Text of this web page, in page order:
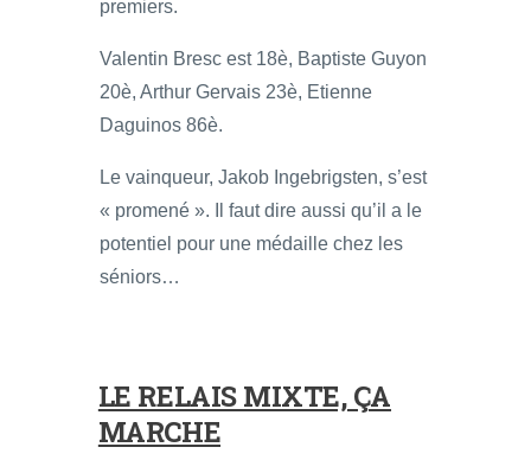
premiers.
Valentin Bresc est 18è, Baptiste Guyon
20è, Arthur Gervais 23è, Etienne
Daguinos 86è.
Le vainqueur, Jakob Ingebrigsten, s’est
« promené ». Il faut dire aussi qu’il a le
potentiel pour une médaille chez les
séniors…
LE RELAIS MIXTE, ÇA
MARCHE